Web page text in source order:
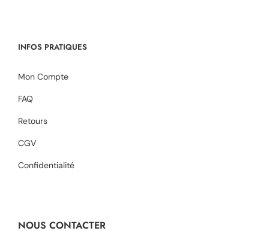
INFOS PRATIQUES
Mon Compte
FAQ
Retours
CGV
Confidentialité
NOUS CONTACTER